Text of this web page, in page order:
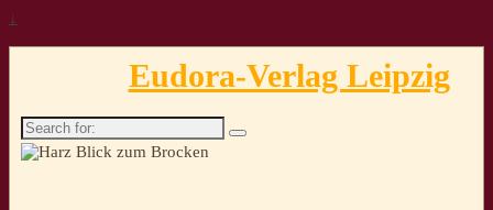
↓
Eudora-Verlag Leipzig
Search
for: